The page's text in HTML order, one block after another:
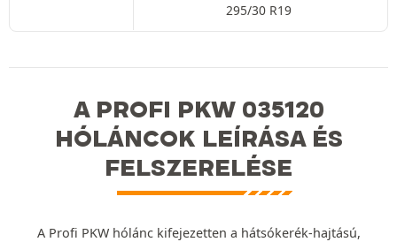
295/30 R19
A PROFI PKW 035120
HÓLÁNCOK LEÍRÁSA ÉS
FELSZERELÉSE
A Profi PKW hólánc kifejezetten a hátsókerék-hajtású,